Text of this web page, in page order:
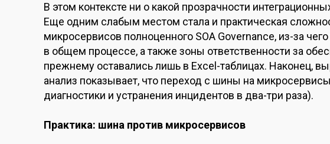
В этом контексте ни о какой прозрачности
Еще одним слабым местом стала и практическая
микросервисов полноценного SOA Governance, из-за
в общем процессе, а также зоны ответственности за
прежнему оставались лишь в Excel-таблицах. Наконец,
анализ показывает, что переход с шины на
диагностики и устранения инцидентов в два-три раза).
Практика: шина против микросервисов